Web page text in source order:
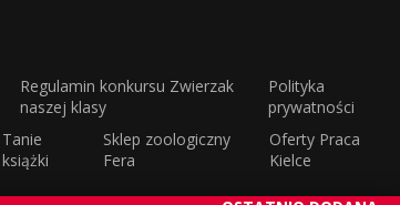
Regulamin konkursu Zwierzak
naszej klasy
Polityka
prywatności
Tanie
książki
Sklep zoologiczny
Fera
Oferty Praca
Kielce